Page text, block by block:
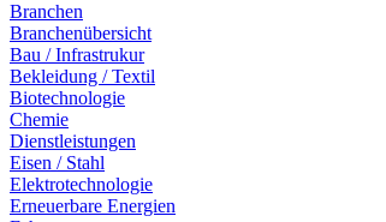
Branchen
Branchenübersicht
Bau / Infrastrukur
Bekleidung / Textil
Biotechnologie
Chemie
Dienstleistungen
Eisen / Stahl
Elektrotechnologie
Erneuerbare Energien